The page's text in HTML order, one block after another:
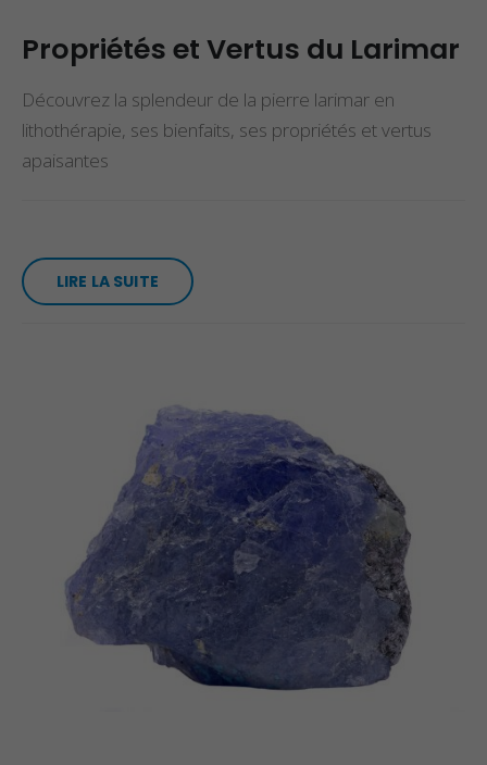
Propriétés et Vertus du Larimar
Découvrez la splendeur de la pierre larimar en
lithothérapie, ses bienfaits, ses propriétés et vertus
apaisantes
LIRE LA SUITE